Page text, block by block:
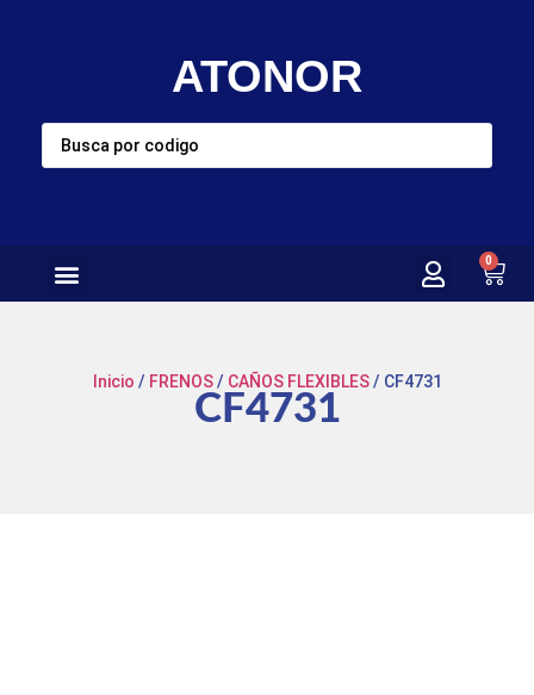
ATONOR
0
Inicio / FRENOS/ CAÑOS FLEXIBLES/ CF4731
CF4731